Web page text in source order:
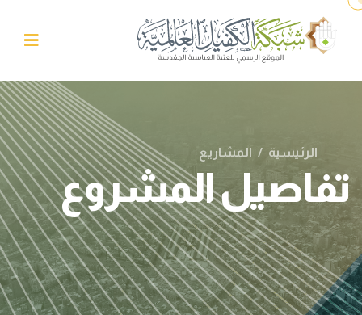
الرئيسية / المشاريع
تفاصيل المشروع